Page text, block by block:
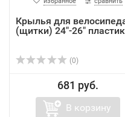
Крылья для
(щитки) 24"-26"
(0)
681 руб.
В корзину